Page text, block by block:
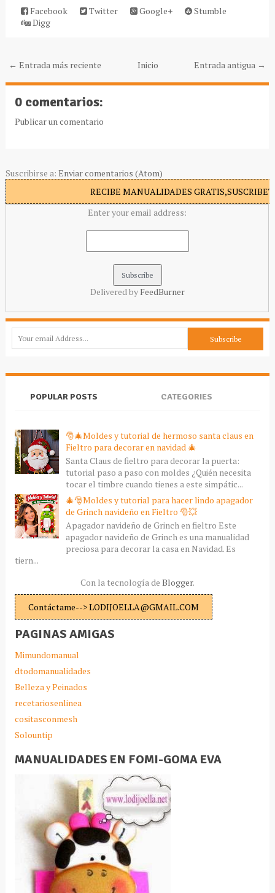
Facebook Twitter Google+
Stumble
Digg
← Entrada más reciente Entrada antigua →
Inicio
0 comentarios:
Publicar un comentario
Suscribirse a: Enviar comentarios (Atom)
RECIBE MANUALIDADES
Enter your email address:
Delivered by FeedBurner
POPULAR POSTS CATEGORIES
🎅🎄Moldes y tutorial de hermoso santa claus en
Fieltro para decorar en navidad 🎄
Santa Claus de fieltro para decorar la puerta:
tutorial paso a paso con moldes ¿Quién necesita
tocar el timbre cuando tienes a este simpátic...
🎄🎅Moldes y tutorial para hacer lindo apagador
de Grinch navideño en Fieltro 🎅💥
Apagador navideño de Grinch en fieltro Este
apagador navideño de Grinch es una manualidad
preciosa para decorar la casa en Navidad. Es
tiern...
Con la tecnología de Blogger.
Contáctame--> LODIJOELLA@GMAIL.COM
PAGINAS AMIGAS
Mimundomanual
dtodomanualidades
Belleza y Peinados
recetariosenlinea
cositasconmesh
Solountip
MANUALIDADES EN FOMI-GOMA EVA